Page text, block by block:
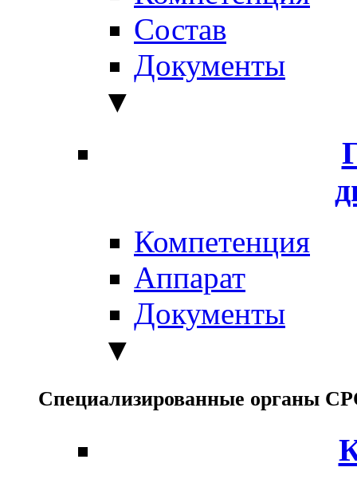
Состав
Документы
▼
Компетенция
Аппарат
Документы
▼
Специализированные органы